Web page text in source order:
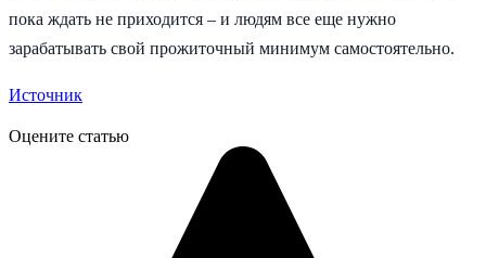
пока ждать не приходится – и людям все еще нужно
зарабатывать свой прожиточный минимум самостоятельно.
Источник
Оцените статью